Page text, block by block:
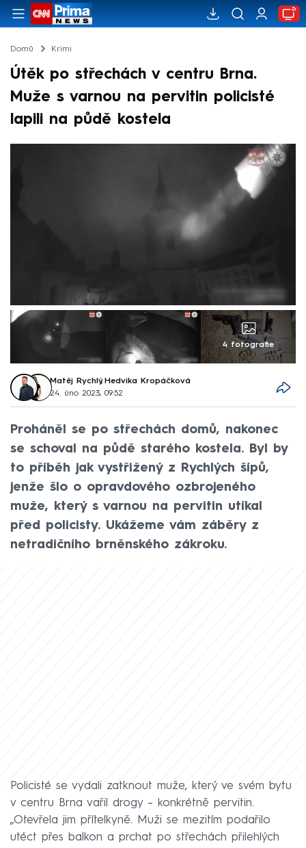
Domů Krimi
Útěk po střechách v centru Brna.
Muže s varnou na pervitin policisté
lapili na půdě kostela
4 fotografie
Matěj Rychlý, Hedvika Kropáčková
24. úno 2023, 09:52
Proháněl se po střechách domů, nakonec
se schoval na půdě starého kostela. Byl by
to příběh jak vystřižený z Rychlých šípů,
jenže šlo o opravdového ozbrojeného
muže, který s varnou na pervitin utíkal
před policisty. Ukážeme vám záběry z
netradičního brněnského zákroku.
Policisté se vydali zatknout muže, který ve svém bytu
v centru Brna vařil drogy – konkrétně pervitin.
„Otevřela jim přítelkyně. Muži se mezitím podařilo
utéct přes balkon a prchat po střechách přilehlých